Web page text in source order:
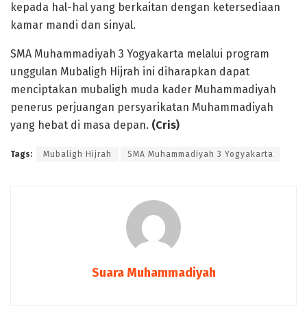
kepada hal-hal yang berkaitan dengan ketersediaan
kamar mandi dan sinyal.
SMA Muhammadiyah 3 Yogyakarta melalui program
unggulan Mubaligh Hijrah ini diharapkan dapat
menciptakan mubaligh muda kader Muhammadiyah
penerus perjuangan persyarikatan Muhammadiyah
yang hebat di masa depan. (Cris)
Tags: Mubaligh Hijrah SMA Muhammadiyah 3 Yogyakarta
Suara Muhammadiyah